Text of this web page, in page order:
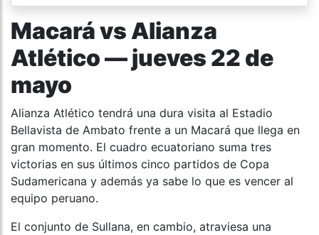
Macará vs Alianza
Atlético — jueves 22 de
mayo
Alianza Atlético tendrá una dura visita al Estadio
Bellavista de Ambato frente a un Macará que llega en
gran momento. El cuadro ecuatoriano suma tres
victorias en sus últimos cinco partidos de Copa
Sudamericana y además ya sabe lo que es vencer al
equipo peruano.
El conjunto de Sullana, en cambio, atraviesa una